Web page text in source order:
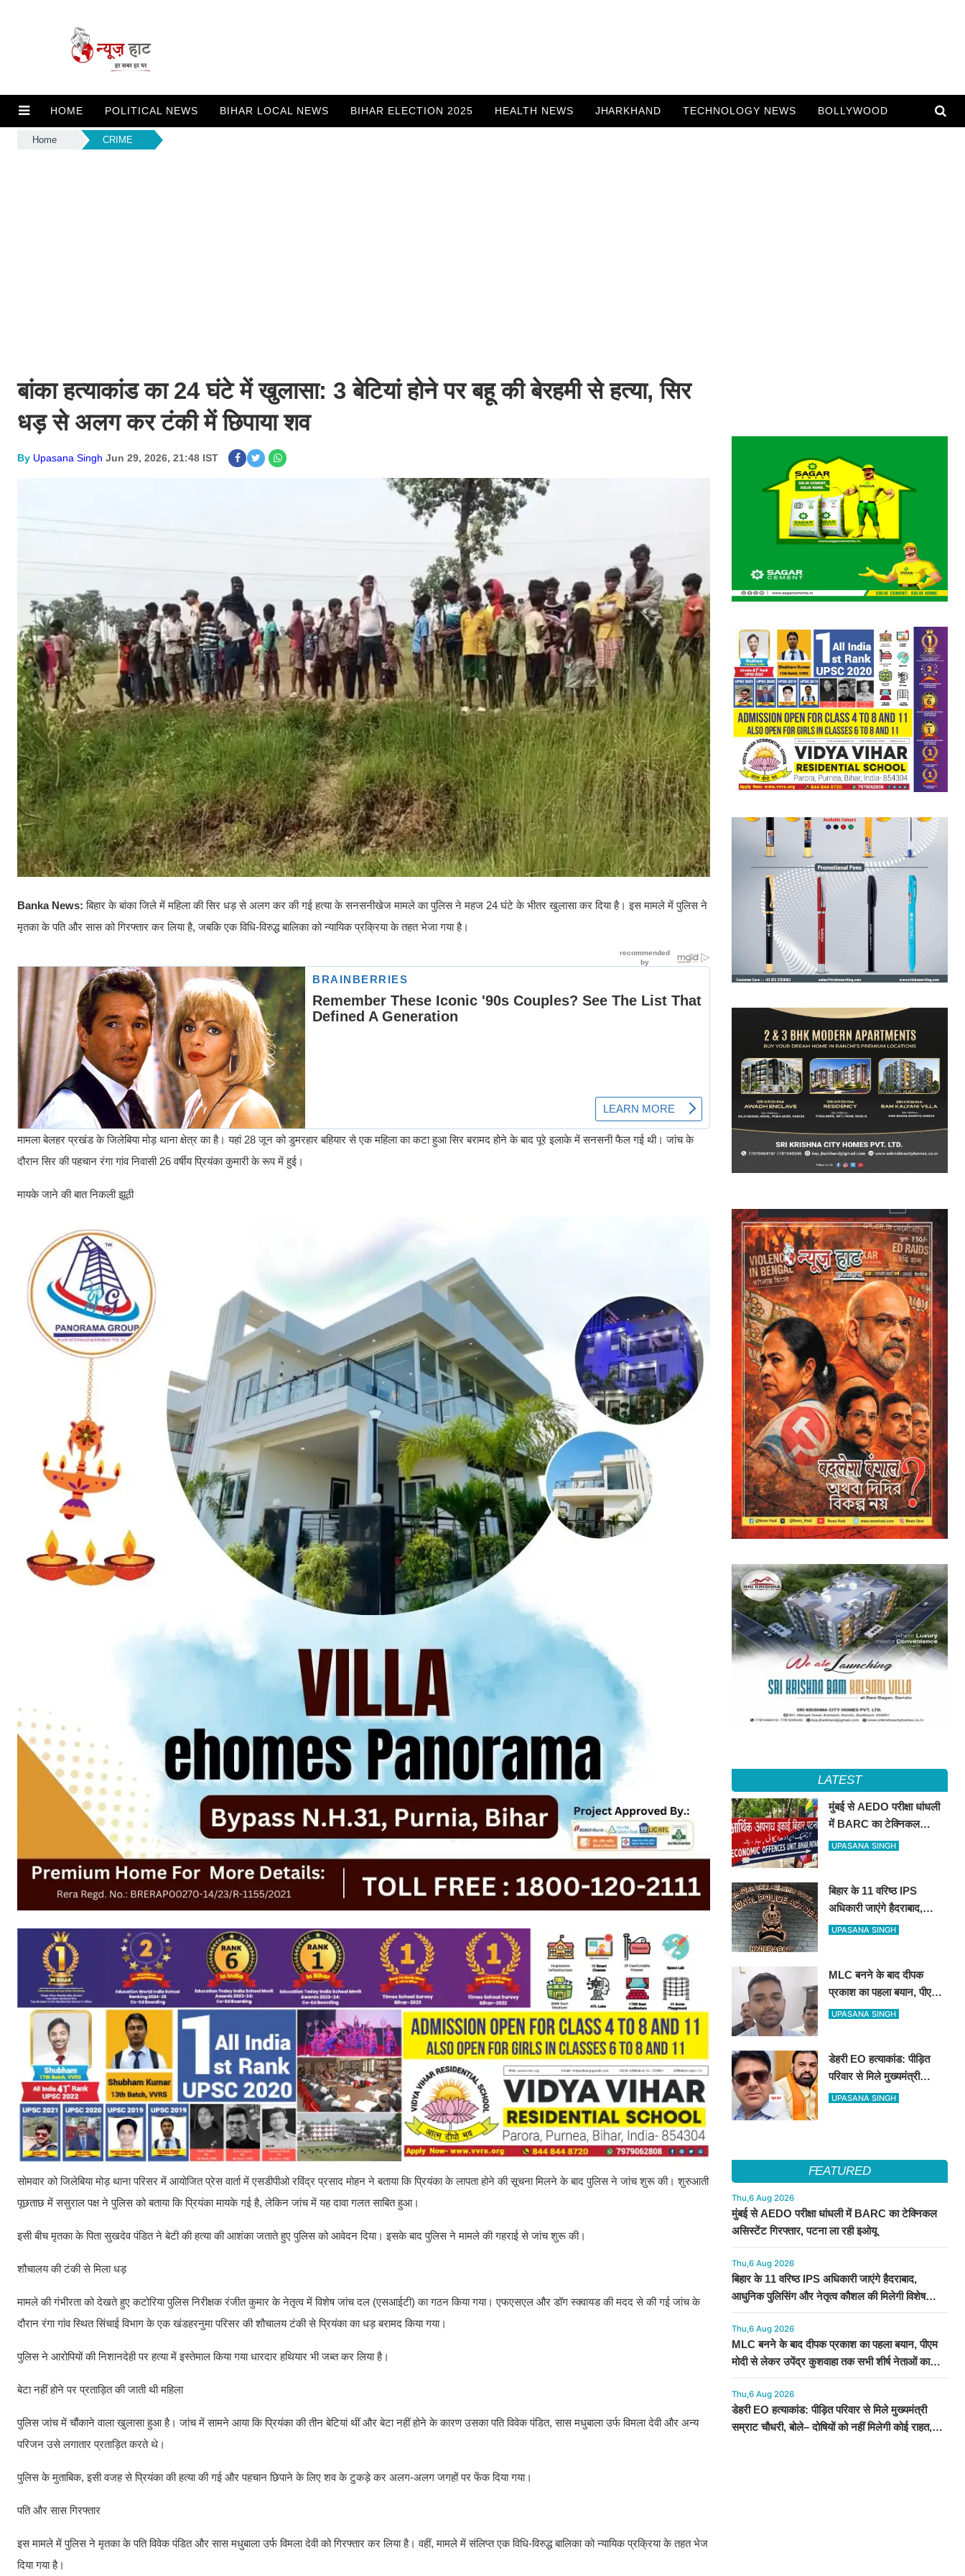
HOME POLITICAL NEWS BIHAR LOCAL NEWS BIHAR ELECTION 2025 HEALTH NEWS JHARKHAND TECHNOLOGY NEWS BOLLYWOOD
Home CRIME
बांका हत्याकांड का 24 घंटे में खुलासा: 3 बेटियां होने पर बहू की बेरहमी से हत्या, सिर
धड़ से अलग कर टंकी में छिपाया शव
By Upasana Singh Jun 29, 2026, 21:48 IST
Banka News:बिहार के बांका जिले में महिला की सिर धड़ से अलग कर की गई हत्या के सनसनीखेज मामले का पुलिस ने महज 24 घंटे के भीतर खुलासा कर दिया है। इस मामले में पुलिस ने
मृतका के पति और सास को गिरफ्तार कर लिया है, जबकि एक विधि-विरुद्ध बालिका को न्यायिक प्रक्रिया के तहत भेजा गया है।
मामला बेलहर प्रखंड के जिलेबिया मोड़ थाना क्षेत्र का है। यहां 28 जून को डुमरहार बहियार से एक महिला का कटा हुआ सिर बरामद होने के बाद पूरे इलाके में सनसनी फैल गई थी। जांच के
दौरान सिर की पहचान रंगा गांव निवासी 26 वर्षीय प्रियंका कुमारी के रूप में हुई।
मायके जाने की बात निकली झूठी
सोमवार को जिलेबिया मोड़ थाना परिसर में आयोजित प्रेस वार्ता में एसडीपीओ रविंद्र प्रसाद मोहन ने बताया कि प्रियंका के लापता होने की सूचना मिलने के बाद पुलिस ने जांच शुरू की। शुरुआती
पूछताछ में ससुराल पक्ष ने पुलिस को बताया कि प्रियंका मायके गई है, लेकिन जांच में यह दावा गलत साबित हुआ।
इसी बीच मृतका के पिता सुखदेव पंडित ने बेटी की हत्या की आशंका जताते हुए पुलिस को आवेदन दिया। इसके बाद पुलिस ने मामले की गहराई से जांच शुरू की।
शौचालय की टंकी से मिला धड़
मामले की गंभीरता को देखते हुए कटोरिया पुलिस निरीक्षक रंजीत कुमार के नेतृत्व में विशेष जांच दल (एसआईटी) का गठन किया गया। एफएसएल और डॉग स्क्वायड की मदद से की गई जांच के
दौरान रंगा गांव स्थित सिंचाई विभाग के एक खंडहरनुमा परिसर की शौचालय टंकी से प्रियंका का धड़ बरामद किया गया।
पुलिस ने आरोपियों की निशानदेही पर हत्या में इस्तेमाल किया गया धारदार हथियार भी जब्त कर लिया है।
बेटा नहीं होने पर प्रताड़ित की जाती थी महिला
पुलिस जांच में चौंकाने वाला खुलासा हुआ है। जांच में सामने आया कि प्रियंका की तीन बेटियां थीं और बेटा नहीं होने के कारण उसका पति विवेक पंडित, सास मधुबाला उर्फ विमला देवी और अन्य
परिजन उसे लगातार प्रताड़ित करते थे।
पुलिस के मुताबिक, इसी वजह से प्रियंका की हत्या की गई और पहचान छिपाने के लिए शव के टुकड़े कर अलग-अलग जगहों पर फेंक दिया गया।
पति और सास गिरफ्तार
इस मामले में पुलिस ने मृतका के पति विवेक पंडित और सास मधुबाला उर्फ विमला देवी को गिरफ्तार कर लिया है। वहीं, मामले में संलिप्त एक विधि-विरुद्ध बालिका को न्यायिक प्रक्रिया के तहत भेज
दिया गया है।
LATEST
मुंबई से AEDO परीक्षा धांधली
में BARC का टेक्निकल
असिस्टेंट गिरफ्तार, पटना ला
UPASANA SINGH
बिहार के 11 वरिष्ठ IPS
अधिकारी जाएंगे हैदराबाद,
आधुनिक पुलिसिंग और नेतृत्व
UPASANA SINGH
MLC बनने के बाद दीपक
प्रकाश का पहला बयान, पीएम
मोदी से लेकर उपेंद्र कुशवाहा
UPASANA SINGH
डेहरी EO हत्याकांड: पीड़ित
परिवार से मिले मुख्यमंत्री
सम्राट चौधरी, बोले– दोषियों को
UPASANA SINGH
FEATURED
Thu,6 Aug 2026
मुंबई से AEDO परीक्षा धांधली में BARC का टेक्निकल
असिस्टेंट गिरफ्तार, पटना ला रही इओयू
Thu,6 Aug 2026
बिहार के 11 वरिष्ठ IPS अधिकारी जाएंगे हैदराबाद,
आधुनिक पुलिसिंग और नेतृत्व कौशल की मिलेगी विशेष
ट्रेनिंग
Thu,6 Aug 2026
MLC बनने के बाद दीपक प्रकाश का पहला बयान, पीएम
मोदी से लेकर उपेंद्र कुशवाहा तक सभी शीर्ष नेताओं का
जताया आभार
Thu,6 Aug 2026
डेहरी EO हत्याकांड: पीड़ित परिवार से मिले मुख्यमंत्री
सम्राट चौधरी, बोले– दोषियों को नहीं मिलेगी कोई राहत,